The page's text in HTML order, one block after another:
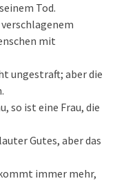
Tod.
mit
ungestraft; aber die
so ist eine Frau, die
Gutes, aber das
immer mehr,